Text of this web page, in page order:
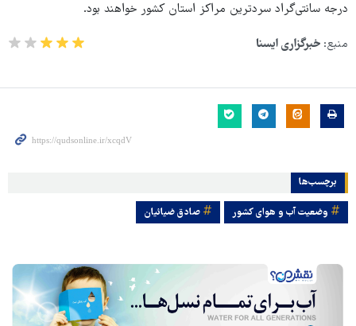
درجه سانتی‌گراد سردترین مراکز استان کشور خواهند بود.
منبع: خبرگزاری ایسنا
برچسب‌ها
وضعیت آب و هوای کشور صادق ضیائیان